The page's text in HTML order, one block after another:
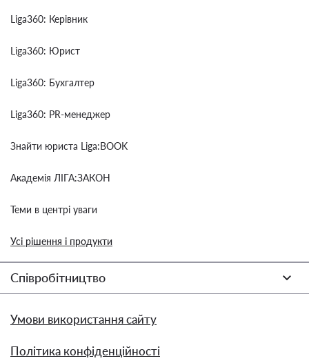
Liga360: Керівник
Liga360: Юрист
Liga360: Бухгалтер
Liga360: PR-менеджер
Знайти юриста Liga:BOOK
Академія ЛІГА:ЗАКОН
Теми в центрі уваги
Усі рішення і продукти
Співробітництво
Умови використання сайту
Політика конфіденційності